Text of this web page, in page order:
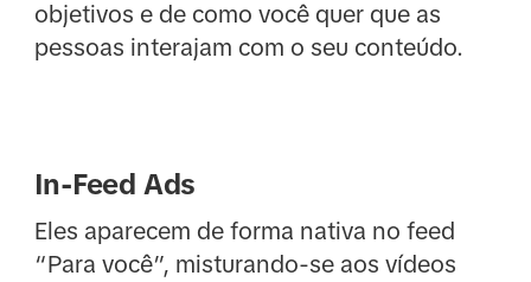
objetivos e de como você quer que as
pessoas interajam com o seu conteúdo.
In-Feed Ads
Eles aparecem de forma nativa no feed
“Para você”, misturando-se aos vídeos